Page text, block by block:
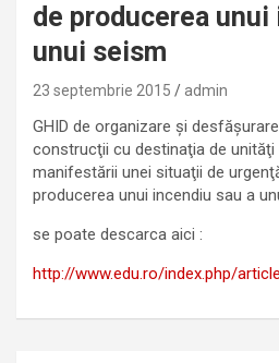
de producerea unui
unui seism
23 septembrie 2015 admin
GHID de organizare şi
construcţii cu destinaţia de unităţi
manifestării unei situaţii de
producerea unui incendiu sau a
se poate descarca aici :
http://www.edu.ro/index.php/